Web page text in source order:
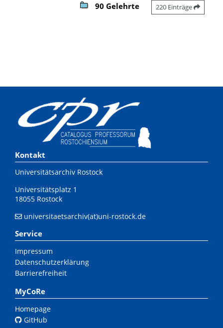
90 Gelehrte 220 Einträge
Kontakt
Universitätsarchiv Rostock
Universitätsplatz 1
18055 Rostock
universitaetsarchiv(at)uni-rostock.de
Service
Impressum
Datenschutzerklärung
Barrierefreiheit
MyCoRe
Homepage
GitHub